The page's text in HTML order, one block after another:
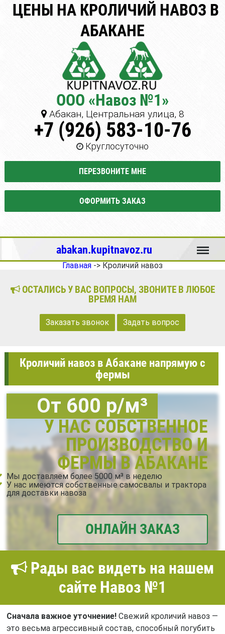
ЦЕНЫ НА КРОЛИЧИЙ НАВОЗ В
АБАКАНЕ
ООО «Навоз №1»
Абакан, Центральная улица, 8
+7 (926) 583-10-76
Круглосуточно
ПЕРЕЗВОНИТЕ МНЕ
ОФОРМИТЬ ЗАКАЗ
abakan.kupitnavoz.ru Меню
Главная -> Кроличий навоз
ОСТАЛИСЬ У ВАС ВОПРОСЫ, ЗВОНИТЕ В ЛЮБОЕ
ВРЕМЯ НАМ
Заказать звонок Задать вопрос
Кроличий навоз в Абакане напрямую с
фермы
От 600 р/м³
У НАС СОБСТВЕННОЕ
ПРОИЗВОДСТВО И
ФЕРМЫ В АБАКАНЕ
Мы доставляем более 5000 м³ в неделю
У нас имеются собственные самосвалы и трактора
для доставки навоза
ОНЛАЙН ЗАКАЗ
Рады вас видеть на нашем
сайте Навоз №1
Сначала важное уточнение!Свежий кроличий навоз —
это весьма агрессивный состав, способный погубить